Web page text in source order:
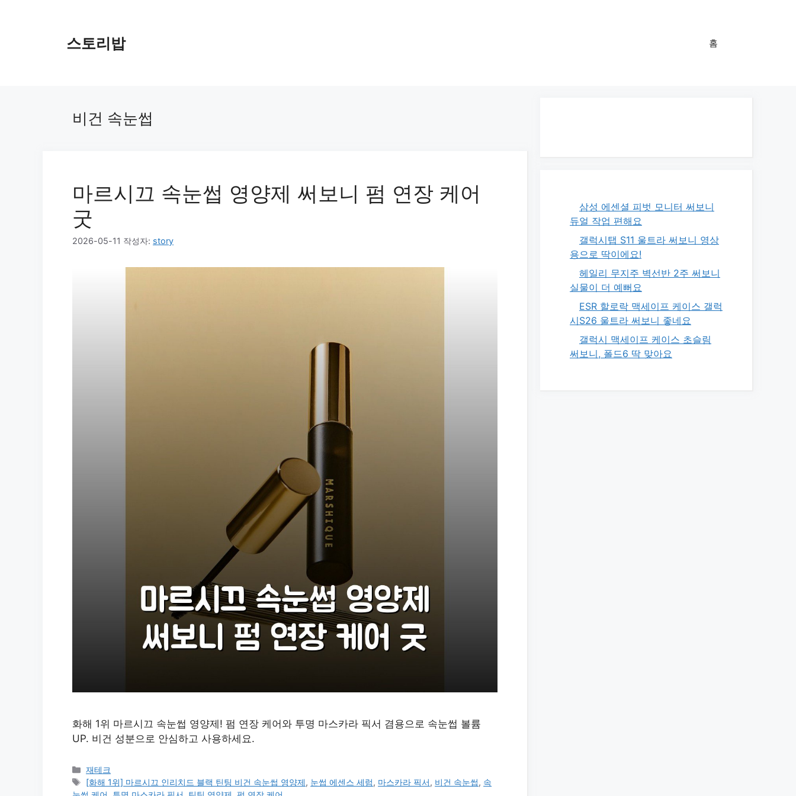
스토리밥 홈
비건 속눈썹
마르시끄 속눈썹 영양제 써보니 펌 연장 케어
굿
2026-05-11 작성자: story
화해 1위 마르시끄 속눈썹 영양제! 펌 연장 케어와 투명 마스카라 픽서 겸용으로 속눈썹 볼륨
UP. 비건 성분으로 안심하고 사용하세요.
카
테
재테크
태
[화해 1위] 마르시끄 인리치드 블랙 틴팅 비건 속눈썹 영양제, 눈썹 에센스 세럼, 마스카라 픽서, 비건 속눈썹, 속
삼성 에센셜 피벗 모니터 써보니
듀얼 작업 편해요
갤럭시탭 S11 울트라 써보니 영상
용으로 딱이에요!
헤일리 무지주 벽선반 2주 써보니
실물이 더 예뻐요
ESR 할로락 맥세이프 케이스 갤럭
시S26 울트라 써보니 좋네요
갤럭시 맥세이프 케이스 초슬림
써보니, 폴드6 딱 맞아요